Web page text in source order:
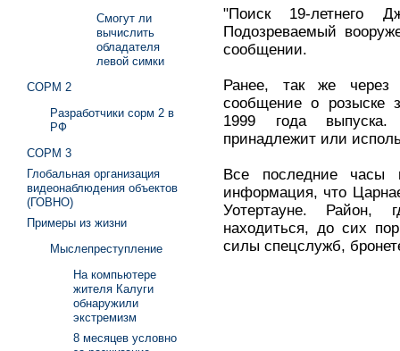
"Поиск 19-летнего
Подозреваемый
сообщении.
Ранее, так же через
сообщение о розыске
1999 года выпуска.
принадлежит или
Все последние часы
информация, что
Уотертауне. Район,
находиться, до сих
силы спецслужб,
Смогут ли
вычислить
обладателя
левой симки
СОРМ 2
Разработчики сорм 2 в
РФ
СОРМ 3
Глобальная организация
видеонаблюдения объектов
(ГОВНО)
Примеры из жизни
Мыслепреступление
На компьютере
жителя Калуги
обнаружили
экстремизм
8 месяцев условно